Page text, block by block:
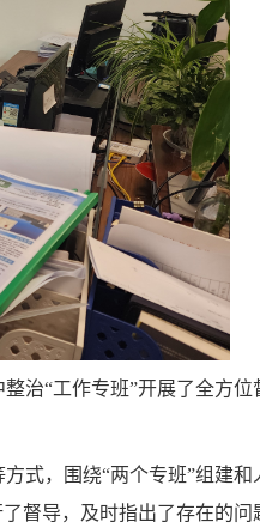
整治“工作专班”开展了全方
式，围绕“两个专班”组建
督导，及时指出了存在的问